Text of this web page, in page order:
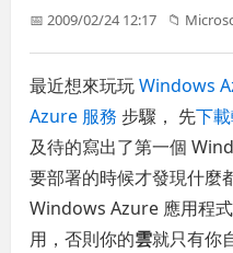
📅 2009/02/24 12:17 📁
最近想來玩玩Windows
Azure 服務 步驟， 先下
及待的寫出了第一個
要部署的時候才發現什麼
Windows Azure 應用程
用，否則你的雲就只有你